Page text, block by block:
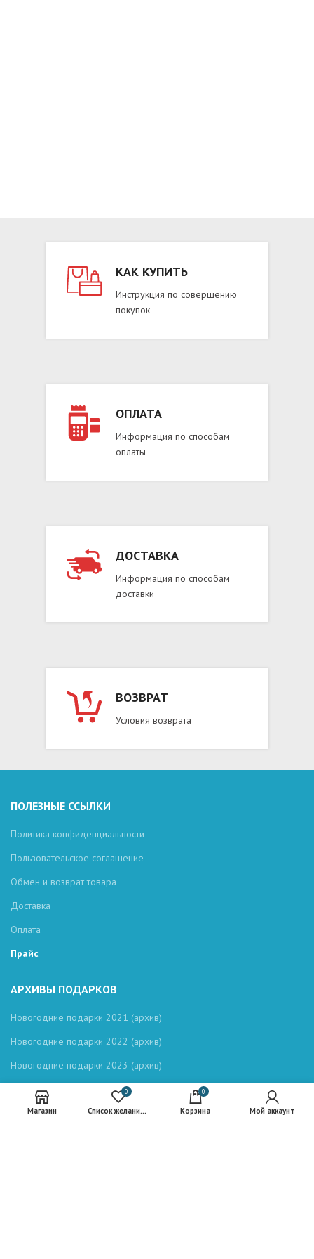
КАК КУПИТЬ
Инструкция по совершению
покупок
ОПЛАТА
Информация по способам
оплаты
ДОСТАВКА
Информация по способам
доставки
ВОЗВРАТ
Условия возврата
ПОЛЕЗНЫЕ ССЫЛКИ
Политика конфиденциальности
Пользовательское соглашение
Обмен и возврат товара
Доставка
Оплата
Прайс
АРХИВЫ ПОДАРКОВ
Новогодние подарки 2021 (архив)
Новогодние подарки 2022 (архив)
Новогодние подарки 2023 (архив)
Новогодние подарки 2024 (архив)
Новогодние подарки 2025 (архив)
Магазин
0
Список желаний (Wishlist)
0
Корзина Мой аккаунт